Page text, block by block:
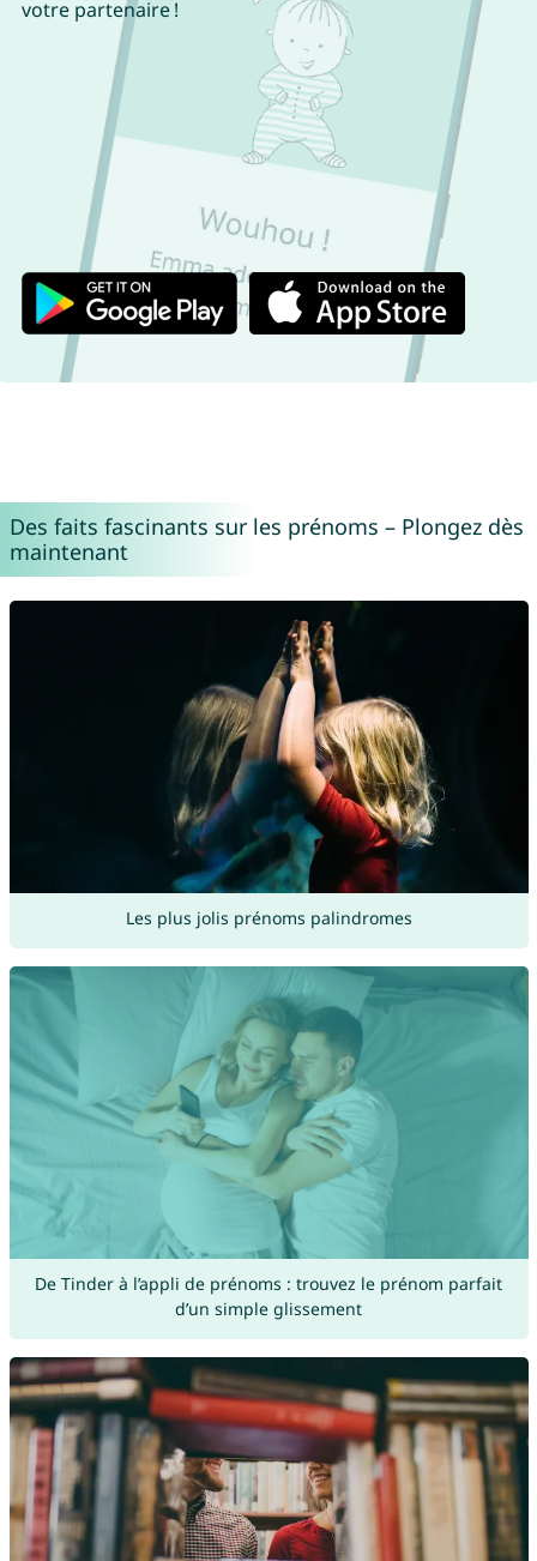
votre partenaire !
Des faits fascinants sur les prénoms – Plongez dès
maintenant
Les plus jolis prénoms palindromes
De Tinder à l’appli de prénoms : trouvez le prénom parfait
d’un simple glissement